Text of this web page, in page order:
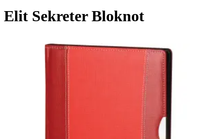
Elit Sekreter Bloknot